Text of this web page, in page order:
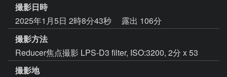
撮影日時
2025年1月5日 2時8分43秒
露出 106分
撮影方法
Reducer焦点撮影 LPS-D3 filter, ISO:3200, 2分 x 53
撮影地